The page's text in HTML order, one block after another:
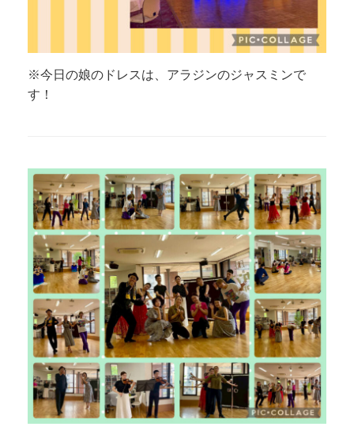
※今日の娘のドレスは、アラジンのジャスミンで
す！